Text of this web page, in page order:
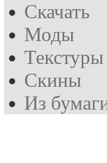
Скачать
Моды
Текстуры
Скины
Из